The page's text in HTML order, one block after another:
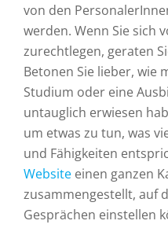
von den
werden. Wenn Sie sich
zurechtlegen, geraten
Betonen Sie lieber, wie
Studium oder eine
untauglich erwiesen
um etwas zu tun, was
und Fähigkeiten
Website einen ganzen
zusammengestellt, auf
Gesprächen einstellen